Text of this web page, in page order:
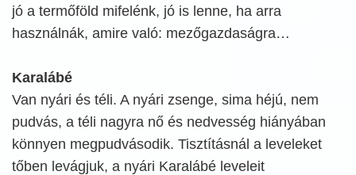
jó a termőföld mifelénk, jó is lenne, ha arra
használnák, amire való: mezőgazdaságra…
Karalábé
Van nyári és téli. A nyári zsenge, sima héjú, nem
pudvás, a téli nagyra nő és nedvesség hiányában
könnyen megpudvásodik. Tisztításnál a leveleket
tőben levágjuk, a nyári Karalábé leveleit